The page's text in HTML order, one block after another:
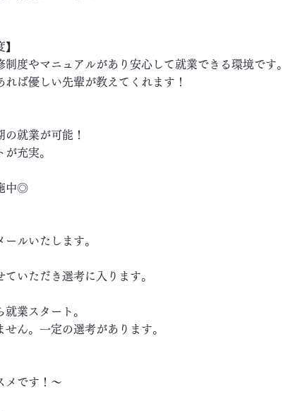
制度やマニュアルがあり安心して就業できる環境です。
れば優しい先輩が教えてくれます！
就業が可能！
充実。
中◎
ルいたします。
いただき選考に入ります。
業スタート。
ん。一定の選考があります。
メです！～